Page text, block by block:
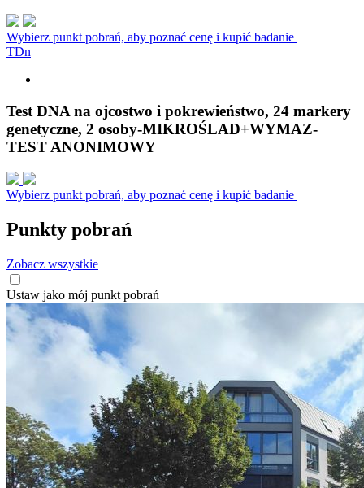
Wybierz punkt pobrań, aby poznać cenę i kupić badanie
TDn
Test DNA na ojcostwo i pokrewieństwo, 24 markery
genetyczne, 2 osoby-MIKROŚLAD+WYMAZ-
TEST ANONIMOWY
Wybierz punkt pobrań, aby poznać cenę i kupić badanie
Punkty pobrań
Zobacz wszystkie
Ustaw jako mój punkt pobrań